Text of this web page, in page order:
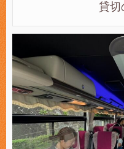
貸切